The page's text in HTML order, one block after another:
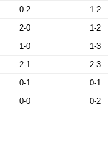
0-2
1-2
2-0
1-2
1-0
1-3
2-1
2-3
0-1
0-1
0-0 0-2